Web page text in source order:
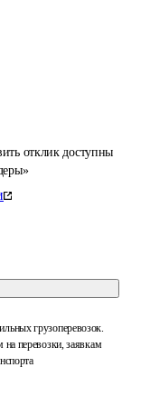
отклик доступны
грузоперевозок.
на перевозки, заявкам